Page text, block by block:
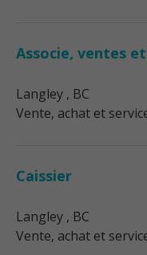
Associe, ventes
Langley , BC
Vente, achat et
Caissier
Langley , BC
Vente, achat et